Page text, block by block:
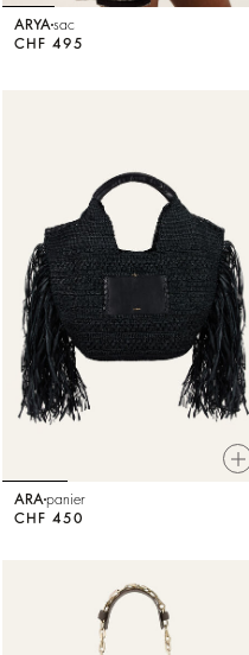
ARYA sac
CHF 495
ARApanier
CHF 450